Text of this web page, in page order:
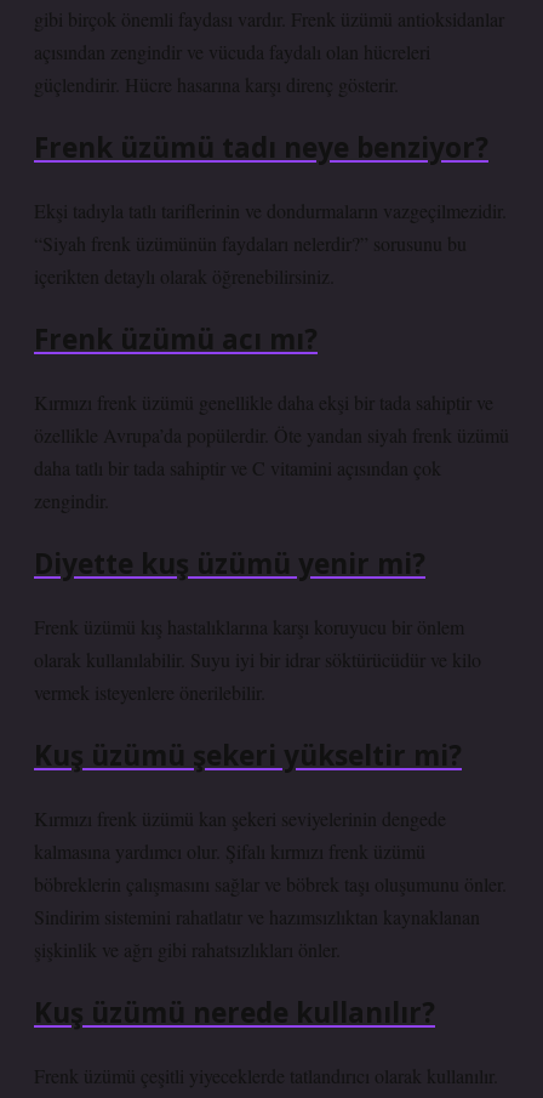
gibi birçok önemli faydası vardır. Frenk üzümü antioksidanlar
açısından zengindir ve vücuda faydalı olan hücreleri
güçlendirir. Hücre hasarına karşı direnç gösterir.
Frenk üzümü tadı neye benziyor?
Ekşi tadıyla tatlı tariflerinin ve dondurmaların vazgeçilmezidir.
“Siyah frenk üzümünün faydaları nelerdir?” sorusunu bu
içerikten detaylı olarak öğrenebilirsiniz.
Frenk üzümü acı mı?
Kırmızı frenk üzümü genellikle daha ekşi bir tada sahiptir ve
özellikle Avrupa’da popülerdir. Öte yandan siyah frenk üzümü
daha tatlı bir tada sahiptir ve C vitamini açısından çok
zengindir.
Diyette kuş üzümü yenir mi?
Frenk üzümü kış hastalıklarına karşı koruyucu bir önlem
olarak kullanılabilir. Suyu iyi bir idrar söktürücüdür ve kilo
vermek isteyenlere önerilebilir.
Kuş üzümü şekeri yükseltir mi?
Kırmızı frenk üzümü kan şekeri seviyelerinin dengede
kalmasına yardımcı olur. Şifalı kırmızı frenk üzümü
böbreklerin çalışmasını sağlar ve böbrek taşı oluşumunu önler.
Sindirim sistemini rahatlatır ve hazımsızlıktan kaynaklanan
şişkinlik ve ağrı gibi rahatsızlıkları önler.
Kuş üzümü nerede kullanılır?
Frenk üzümü çeşitli yiyeceklerde tatlandırıcı olarak kullanılır.